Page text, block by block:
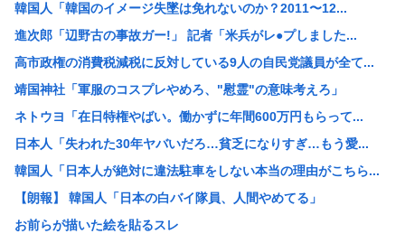
【画像】女さん「貧乳だから男水着で市民プールいったら周り...
【悲報】中国製ルーター、またまたバックドア発見www
【産経新聞主張】 佐渡金山 韓国は反日を持ち込むな
元ジャンポケ斉藤慎二被告のTikTokライブが拡散 求刑...
K-POPアイドルの約半数が3年後には姿を消す…損益分岐...
浜田雅功、超スパルタ高校時代 夏の思い出に共演者衝撃
【絶望画像】7月の電気代逝ったあああああああああ！！！！...
ワイ「最近、嫁の夜間外出が増えてる…怪しい…興信所に調査...
【岡山】シャインマスカット200房（時価40万円相当）畑...
韓国人「韓国のイメージ失墜は免れないのか？2011〜12...
進次郎「辺野古の事故ガー!」 記者「米兵がレ●プしました...
高市政権の消費税減税に反対している9人の自民党議員が全て...
靖国神社「軍服のコスプレやめろ、"慰霊"の意味考えろ」
ネトウヨ「在日特権やばい。働かずに年間600万円もらって...
日本人「失われた30年ヤバいだろ…貧乏になりすぎ…もう愛...
韓国人「日本人が絶対に違法駐車をしない本当の理由がこちら...
【朗報】 韓国人「日本の白バイ隊員、人間やめてる」
お前らが描いた絵を貼るスレ